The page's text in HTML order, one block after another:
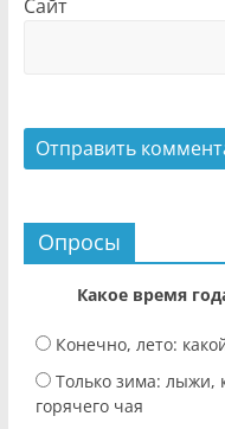
Сайт
Опросы
Какое время
Конечно, лето:
Только зима: лыжи,
горячего чая